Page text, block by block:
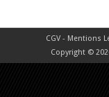
CGV - Mentions
Copyright ©